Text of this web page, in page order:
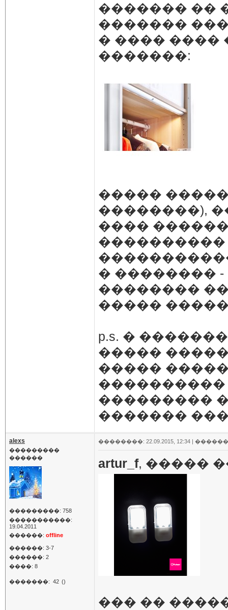
������� ��
�������
� ���� ����
�������:
�����
��������),
����
����������
� �������� -
��������
�����
p.s. �
�����
�����
���������
�������
alexs
���������
������
���������: 758
�����������:
19.04.2011
������: offline
������: 3-7
������: 2
����: 8
�������: 42 ()
��������: 22.09.2015, 12:34 |
artur_f, �����
��� ��